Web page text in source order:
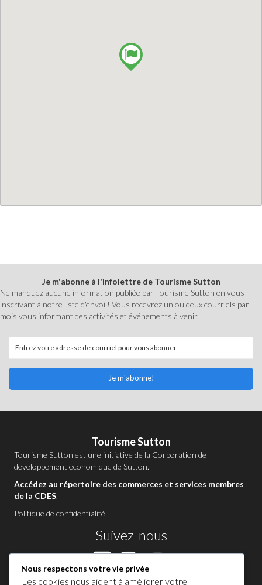
Je m'abonne à l'infolettre de Tourisme Sutton
Ne manquez aucune information publiée par Tourisme Sutton en vous
inscrivant à notre liste d'envoi ! Vous recevrez un ou deux courriels par
mois vous informant des activités et événements à venir.
Je m'abonne!
Tourisme Sutton
Tourisme Sutton est une initiative de la Corporation de
développement économique de Sutton.
Accédez au répertoire des commerces et services membres
de la CDES.
Politique de confidentialité
Suivez-nous
Nous respectons votre vie privée
Les cookies nous aident à améliorer votre